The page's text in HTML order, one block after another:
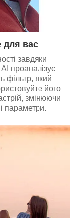
для вас
завдяки
проаналізує
фільтр, який
його
змінюючи
параметри.